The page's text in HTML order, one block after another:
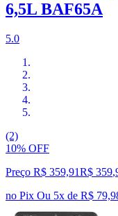
6,5L BAF65A
5.0
(2)
10% OFF
Preço R$ 359,91R$ 359,
no Pix Ou 5x de R$